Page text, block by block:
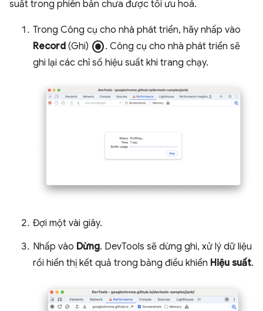
suất trong phiên bản chưa được tối ưu hoá.
Trong Công cụ cho nhà phát triển, hãy nhấp vào
Record (Ghi) radio_button_checked. Công cụ cho nhà phát triển sẽ
ghi lại các chỉ số hiệu suất khi trang chạy.
Đợi một vài giây.
Nhấp vào Dừng. DevTools sẽ dừng ghi, xử lý dữ liệu
rồi hiển thị kết quả trong bảng điều khiển Hiệu suất.